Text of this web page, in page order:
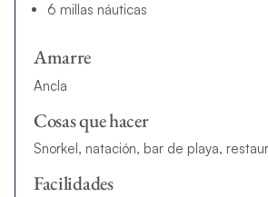
6 millas náuticas
Amarre
Ancla
Cosas que hacer
Snorkel, natación, bar de playa,
Facilidades